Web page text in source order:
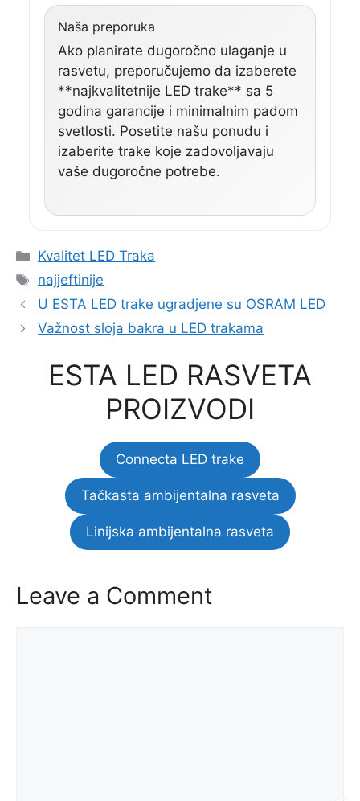
Naša preporuka
Ako planirate dugoročno ulaganje u
rasvetu, preporučujemo da izaberete
**najkvalitetnije LED trake** sa 5
godina garancije i minimalnim padom
svetlosti. Posetite našu ponudu i
izaberite trake koje zadovoljavaju
vaše dugoročne potrebe.
Categories
Kvalitet LED Traka
Tags
najjeftinije
U ESTA LED trake ugradjene su OSRAM LED
Važnost sloja bakra u LED trakama
ESTA LED RASVETA
PROIZVODI
Connecta LED trake
Tačkasta ambijentalna rasveta
Linijska ambijentalna rasveta
Leave a Comment